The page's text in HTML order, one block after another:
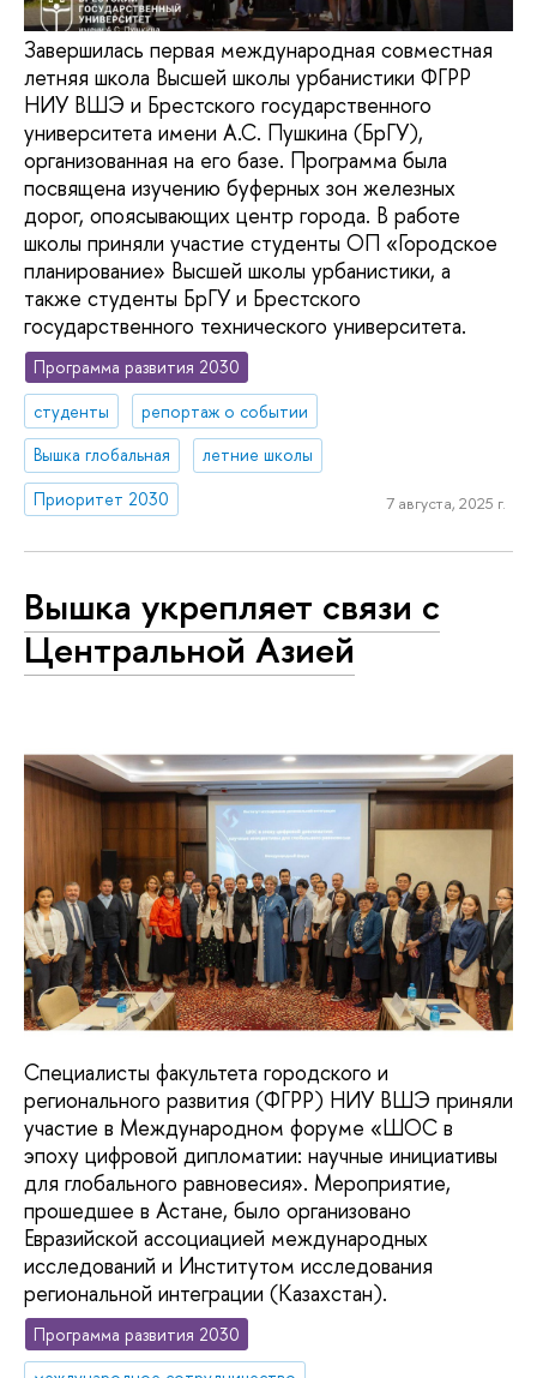
Завершилась первая международная совместная
летняя школа Высшей школы урбанистики ФГРР
НИУ ВШЭ и Брестского государственного
университета имени А.С. Пушкина (БрГУ),
организованная на его базе. Программа была
посвящена изучению буферных зон железных
дорог, опоясывающих центр города. В работе
школы приняли участие студенты ОП «Городское
планирование» Высшей школы урбанистики, а
также студенты БрГУ и Брестского
государственного технического университета.
Программа развития 2030
студенты
репортаж о событии
Вышка глобальная
летние школы
Приоритет 2030
7 августа, 2025 г.
Вышка укрепляет связи с
Центральной Азией
Специалисты факультета городского и
регионального развития (ФГРР) НИУ ВШЭ приняли
участие в Международном форуме «ШОС в
эпоху цифровой дипломатии: научные инициативы
для глобального равновесия». Мероприятие,
прошедшее в Астане, было организовано
Евразийской ассоциацией международных
исследований и Институтом исследования
региональной интеграции (Казахстан).
Программа развития 2030